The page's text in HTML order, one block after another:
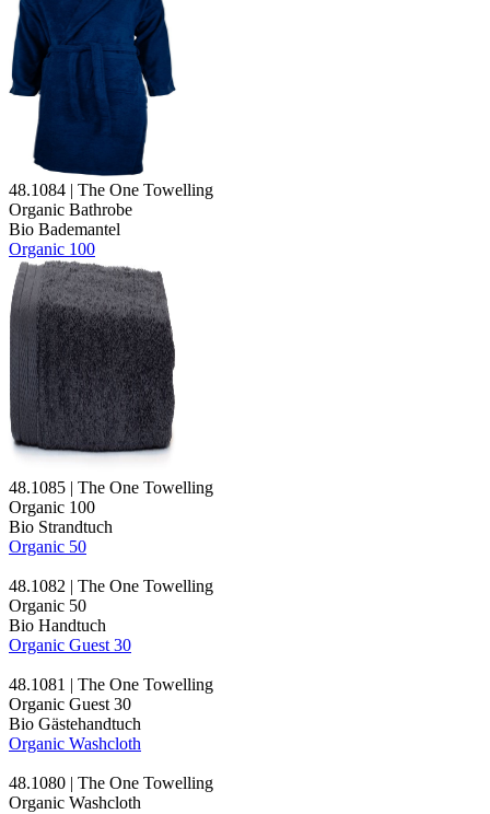
48.1084 | The One Towelling
Organic Bathrobe
Bio Bademantel
Organic 100
48.1085 | The One Towelling
Organic 100
Bio Strandtuch
Organic 50
48.1082 | The One Towelling
Organic 50
Bio Handtuch
Organic Guest 30
48.1081 | The One Towelling
Organic Guest 30
Bio Gästehandtuch
Organic Washcloth
48.1080 | The One Towelling
Organic Washcloth